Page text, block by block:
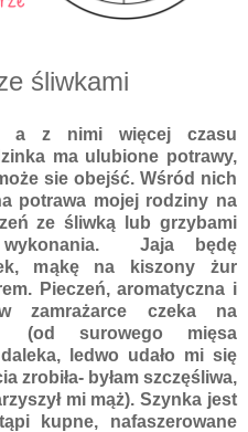
śliwkami
a z nimi więcej czasu
ma ulubione potrawy,
sie obejść. Wśród nich
potrawa mojej rodziny na
ze śliwką lub grzybami
Jaja będę
mąkę na kiszony żur
Pieczeń, aromatyczna i
zamrażarce czeka na
(od surowego mięsa
ledwo udało mi się
zrobiła- byłam szczęśliwa,
mi mąż). Szynka jest
kupne, nafaszerowane